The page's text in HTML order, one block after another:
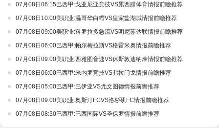
07月08日06:15巴西甲:戈亚尼亚竞技VS累西腓体育情报前瞻推荐
07月08日10:00美职业:温哥华白帽VS皇家盐湖城情报前瞻推荐
07月08日09:00美职业:科罗拉多急流VS明尼苏达联情报前瞻推荐
07月08日06:00巴西甲:帕尔梅拉斯VS格雷米奥情报前瞻推荐
07月08日09:00美职业:西雅图音速VS休斯敦迪纳摩情报前瞻推荐
07月08日06:00巴西甲:米内罗竞技VS弗拉门戈情报前瞻推荐
07月08日05:00巴西甲:巴伊亚VS尤文图德情报前瞻推荐
07月08日09:00美职业:奥斯汀FCVS洛杉矶FC情报前瞻推荐
07月08日08:30巴西甲:巴西国际VS圣保罗情报前瞻推荐